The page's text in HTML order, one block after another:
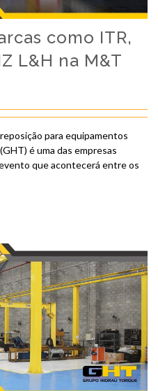
como ITR,
L&H na M&T
para equipamentos
é uma das empresas
que acontecerá entre os